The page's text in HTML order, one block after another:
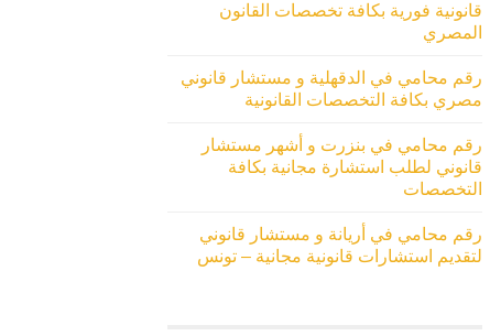
قانونية فورية بكافة تخصصات القانون
المصري
رقم محامي في الدقهلية و مستشار قانوني
مصري بكافة التخصصات القانونية
رقم محامي في بنزرت و أشهر مستشار
قانوني لطلب استشارة مجانية بكافة
التخصصات
رقم محامي في أريانة و مستشار قانوني
لتقديم استشارات قانونية مجانية – تونس